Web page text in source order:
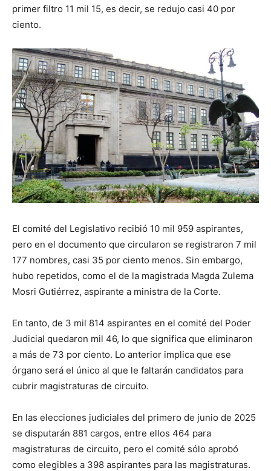
primer filtro 11 mil 15, es decir, se redujo casi 40 por
ciento.
El comité del Legislativo recibió 10 mil 959 aspirantes,
pero en el documento que circularon se registraron 7 mil
177 nombres, casi 35 por ciento menos. Sin embargo,
hubo repetidos, como el de la magistrada Magda Zulema
Mosri Gutiérrez, aspirante a ministra de la Corte.
En tanto, de 3 mil 814 aspirantes en el comité del Poder
Judicial quedaron mil 46, lo que significa que eliminaron
a más de 73 por ciento. Lo anterior implica que ese
órgano será el único al que le faltarán candidatos para
cubrir magistraturas de circuito.
En las elecciones judiciales del primero de junio de 2025
se disputarán 881 cargos, entre ellos 464 para
magistraturas de circuito, pero el comité sólo aprobó
como elegibles a 398 aspirantes para las magistraturas.